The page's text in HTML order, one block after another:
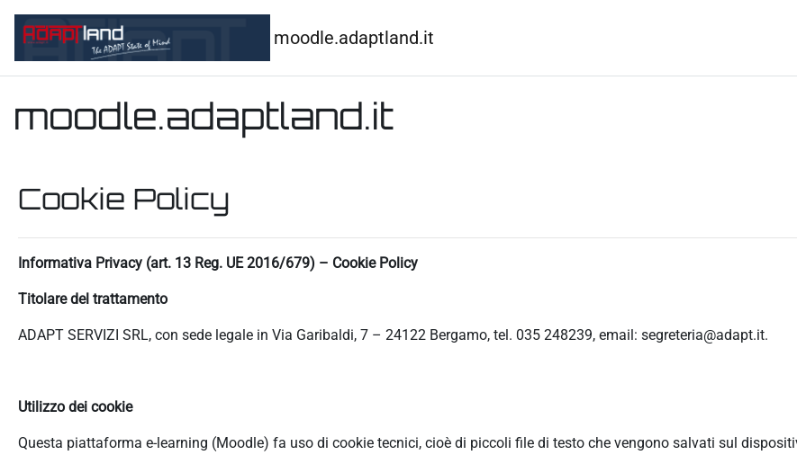
moodle.adaptland.it
moodle.adaptland.it
Cookie Policy
Informativa Privacy (art. 13 Reg. UE 2016/679) – Cookie Policy
Titolare del trattamento
ADAPT SERVIZI SRL, con sede legale in Via Garibaldi, 7 – 24122 Bergamo, tel. 035 248239, email: segreteria@adapt.it.
Utilizzo dei cookie
Questa piattaforma e-learning (Moodle) fa uso di cookie tecnici, cioè di piccoli file di testo che vengono salvati sul